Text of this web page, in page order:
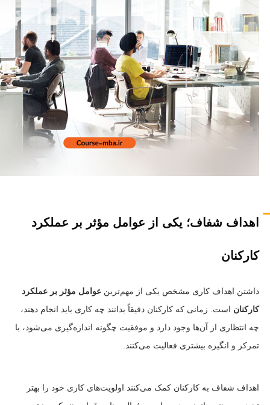
اهداف شفاف؛ یکی از عوامل مؤثر بر عملکرد
کارکنان
داشتن اهداف کاری مشخص یکی از مهم‌ترین عوامل مؤثر بر عملکرد
کارکنان است. زمانی که کارکنان دقیقاً بدانند چه کاری باید انجام دهند،
چه انتظاری از آن‌ها وجود دارد و موفقیت چگونه اندازه‌گیری می‌شود، با
تمرکز و انگیزه بیشتری فعالیت می‌کنند.
اهداف شفاف به کارکنان کمک می‌کنند اولویت‌های کاری خود را بهتر